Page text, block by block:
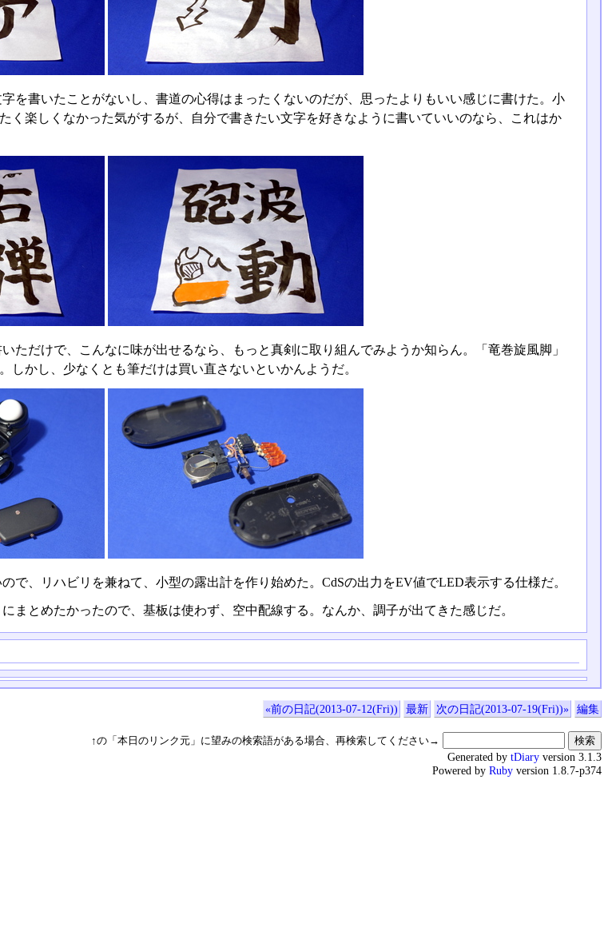
を書いたことがないし、書道の心得はまったくないのだが、思ったよりもいい感じに書けた。小
く楽しくなかった気がするが、自分で書きたい文字を好きなように書いていいのなら、これはか
ただけで、こんなに味が出せるなら、もっと真剣に取り組んでみようか知らん。「竜巻旋風脚」
しかし、少なくとも筆だけは買い直さないといかんようだ。
で、リハビリを兼ねて、小型の露出計を作り始めた。CdSの出力をEV値でLED表示する仕様だ。
まとめたかったので、基板は使わず、空中配線する。なんか、調子が出てきた感じだ。
«前の日記(2013-07-12(Fri)) 最新 次の日記(2013-07-19(Fri))» 編集
↑の「本日のリンク元」に望みの検索語がある場合、再検索してください→
Generated by tDiary version 3.1.3
Powered by Ruby version 1.8.7-p374